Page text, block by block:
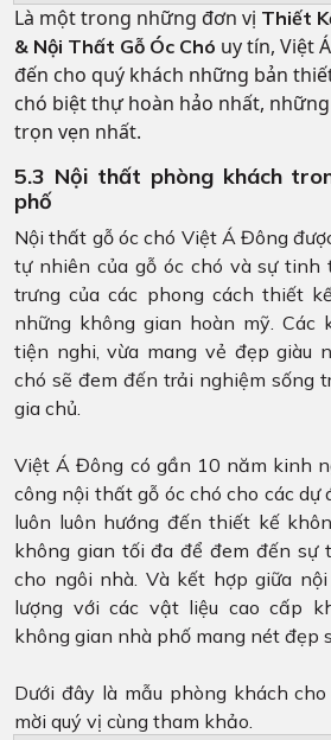
Là một trong những đơn vị Thiết
& Nội Thất Gỗ Óc Chó uy tín, Việt
đến cho quý khách những bản
chó biệt thự hoàn hảo nhất,
trọn vẹn nhất.
5.3 Nội thất phòng khách
phố
Nội thất gỗ óc chó Việt Á Đông
tự nhiên của gỗ óc chó và sự tinh
trưng của các phong cách thiết
những không gian hoàn mỹ. Các
tiện nghi, vừa mang vẻ đẹp giàu
chó sẽ đem đến trải nghiệm sống
gia chủ.
Việt Á Đông có gần 10 năm kinh
công nội thất gỗ óc chó cho các dự
luôn luôn hướng đến thiết kế
không gian tối đa để đem đến sự
cho ngôi nhà. Và kết hợp giữa
lượng với các vật liệu cao cấp
không gian nhà phố mang nét đẹp
Dưới đây là mẫu phòng khách
mời quý vị cùng tham khảo.